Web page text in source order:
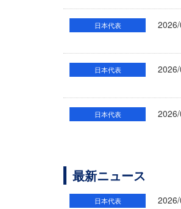
日本代表
日本代表
日本代表
最新ニュース
日本代表